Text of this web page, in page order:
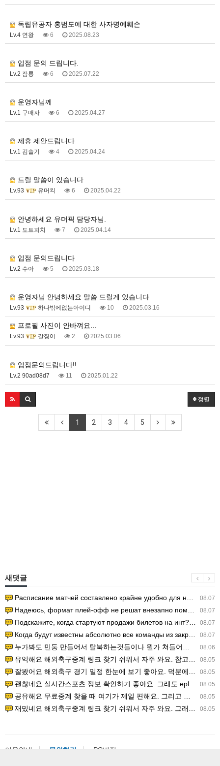
독립유공자 홍범도에 대한 사자명예훼손
Lv.4 연왕 6 2025.08.23
입점 문의 드립니다.
Lv.2 잠룡 6 2025.07.22
운영자님께
Lv.1 구매자 6 2025.04.27
제휴 제안드립니다.
Lv.1 김슬기 4 2025.04.24
드릴 말씀이 있습니다
Lv.93 유머킥 6 2025.04.22
안녕하세요 유머픽 담당자님.
Lv.1 도트피치 7 2025.04.14
입점 문의드립니다
Lv.2 수아 5 2025.03.18
운영자님 안녕하세요 말씀 드릴게 있습니다
Lv.93 하나밖에없는아이디 10 2025.03.16
프로필 사진이 안바껴요...
Lv.93 갈징어 2 2025.03.06
입점문의드립니다!!
Lv.2 90ad08d7 11 2025.01.22
정렬
1 2 3 4 5
새댓글
08.07
Расписание матчей составлено крайне удобно для нашего часово…
08.07
Надеюсь, формат плей-офф не решат внезапно поменять. https:/…
08.07
Подскажите, когда стартуют продажи билетов на инт? https://g…
08.07
Когда будут известны абсолютно все команды из закрытых квали…
08.06
누가봐도 민둥 만들어서 탈북하는것들이나 뭔가 쳐들어오는 낌새를 미리 알아차리기 위함이지 저걸 전쟁준비라고 하…
08.05
유익해요 해외축구중계 링크 찾기 쉬워서 자주 와요. 참고로 무료스포츠중계 정보 확인할 때 출처 꼭 체크해요.…
08.05
잘봤어요 해외축구 경기 일정 한눈에 보기 좋아요. 덕분에 epl중계 볼 때 공식 중계 채널 먼저 찾아봐요. …
08.05
괜찮네요 실시간스포츠 정보 확인하기 좋아요. 그래도 epl중계 볼 때 공식 중계 채널 먼저 찾아봐요. 북마크…
08.05
공유해요 무료중계 찾을 때 여기가 제일 편해요. 그리고 무료스포츠중계 정보 확인할 때 출처 꼭 체크해요. 앞…
08.05
재밌네요 해외축구중계 링크 찾기 쉬워서 자주 와요. 그래서 해외축구중계도 정식 서비스로 봐야 안전해요. 다음…
이용안내 문의하기 PC버전